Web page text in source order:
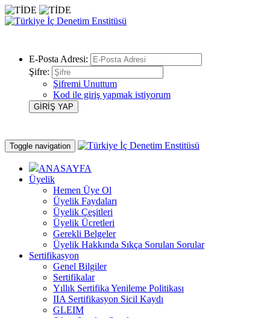
E-Posta Adresi:
Şifre:
Şifremi Unuttum
Kod ile giriş yapmak istiyorum
Toggle navigation
ANASAYFA
Üyelik
Hemen Üye Ol
Üyelik Faydaları
Üyelik Çeşitleri
Üyelik Ücretleri
Gerekli Belgeler
Üyelik Hakkında Sıkça Sorulan Sorular
Sertifikasyon
Genel Bilgiler
Sertifikalar
Yıllık Sertifika Yenileme Politikası
IIA Sertifikasyon Sicil Kaydı
GLEIM